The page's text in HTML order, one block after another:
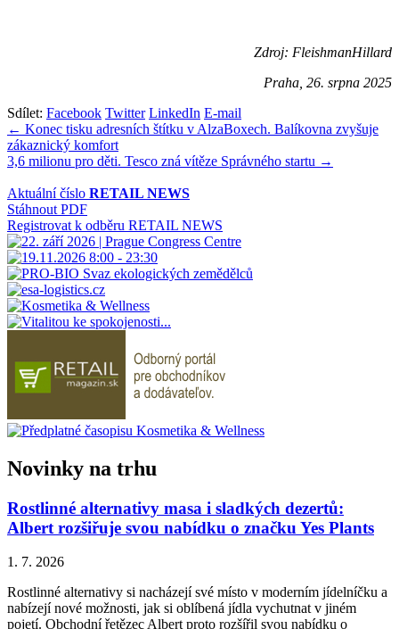
Zdroj: FleishmanHillard
Praha, 26. srpna 2025
Sdílet: Facebook Twitter LinkedIn E-mail
Navigace
pro
← Konec tisku adresních štítku v AlzaBoxech. Balíkovna zvyšuje
zákaznický komfort
3,6 milionu pro děti. Tesco zná vítěze Správného startu →
Aktuální číslo RETAIL NEWS
Stáhnout PDF
Registrovat k odběru RETAIL NEWS
Novinky na trhu
Rostlinné alternativy masa i sladkých dezertů:
Albert rozšiřuje svou nabídku o značku Yes Plants
1. 7. 2026
Rostlinné alternativy si nacházejí své místo v moderním jídelníčku a
nabízejí nové možnosti, jak si oblíbená jídla vychutnat v jiném
pojetí. Obchodní řetězec Albert proto rozšířil svou nabídku o